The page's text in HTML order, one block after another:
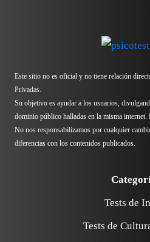
Este sitio no es oficial y no tiene relación
Privadas.
Su objetivo es ayudar a los usuarios,
dominio público halladas en la misma internet.
No nos responsabilizamos por cualquier
diferencias con los contenidos publicados.
Tests de
Tests de